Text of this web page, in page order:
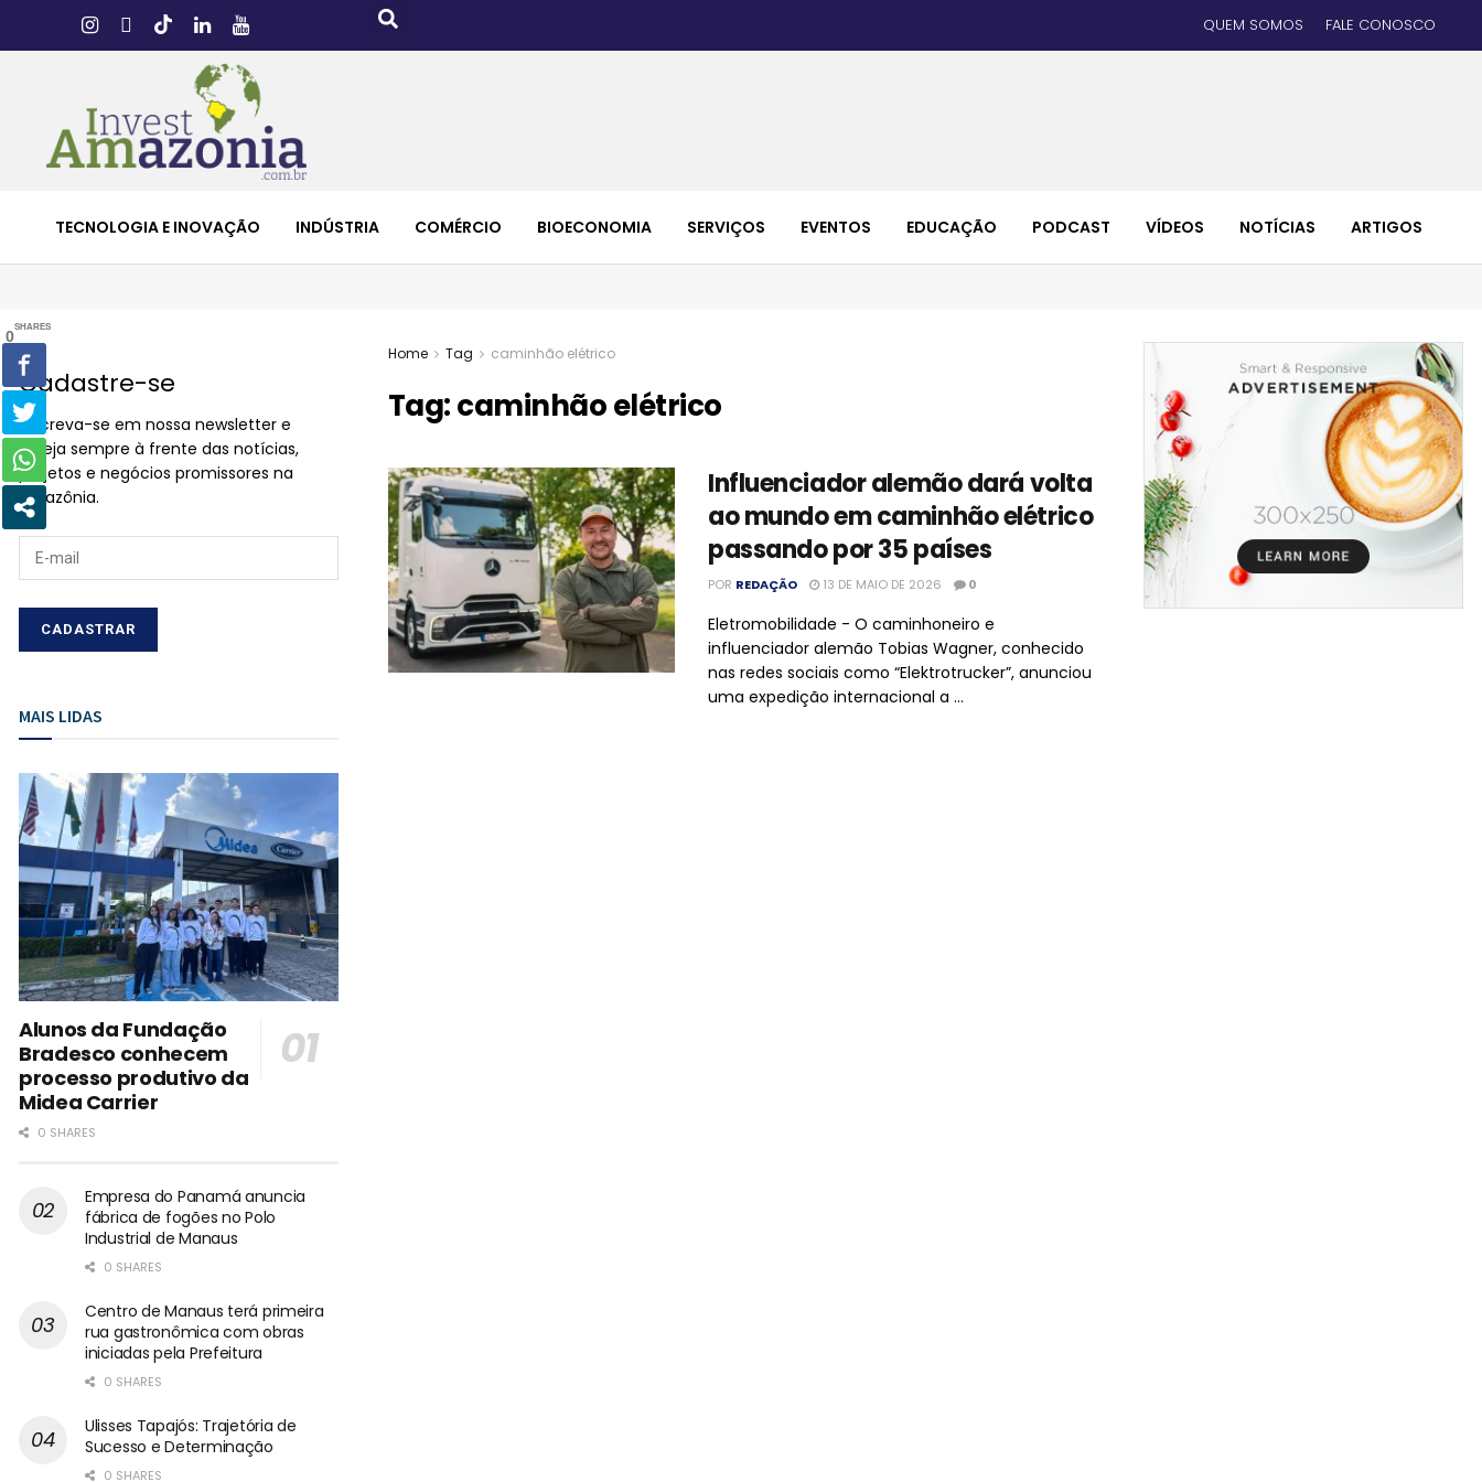
QUEM SOMOS FALE CONOSCO
TECNOLOGIA E INOVAÇÃO INDÚSTRIA COMÉRCIO BIOECONOMIA SERVIÇOS EVENTOS EDUCAÇÃO PODCAST VÍDEOS NOTÍCIAS ARTIGOS
Home Tag caminhão elétrico
Tag:caminhão elétrico
Influenciador alemão dará volta
ao mundo em caminhão elétrico
passando por 35 países
POR REDAÇÃO 13 DE MAIO DE 2026 0
Eletromobilidade - O caminhoneiro e
influenciador alemão Tobias Wagner, conhecido
nas redes sociais como “Elektrotrucker”, anunciou
uma expedição internacional a ...
Cadastre-se
Inscreva-se em nossa newsletter e
esteja sempre à frente das notícias,
projetos e negócios promissores na
Amazônia.
MAIS LIDAS
Alunos da Fundação
Bradesco conhecem
processo produtivo da
Midea Carrier
0 SHARES
Empresa do Panamá anuncia
fábrica de fogões no Polo
Industrial de Manaus
0 SHARES
Centro de Manaus terá primeira
rua gastronômica com obras
iniciadas pela Prefeitura
0 SHARES
Ulisses Tapajós: Trajetória de
Sucesso e Determinação
0 SHARES
0
SHARES